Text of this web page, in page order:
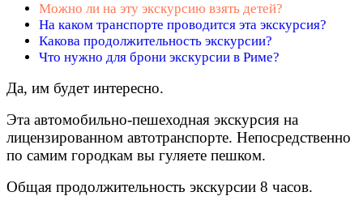
Можно ли на эту экскурсию взять детей?
На каком транспорте проводится эта экскурсия?
Какова продолжительность экскурсии?
Что нужно для брони экскурсии в Риме?
Да, им будет интересно.
Эта автомобильно-пешеходная экскурсия на
лицензированном автотранспорте. Непосредственно
по самим городкам вы гуляете пешком.
Общая продолжительность экскурсии 8 часов.